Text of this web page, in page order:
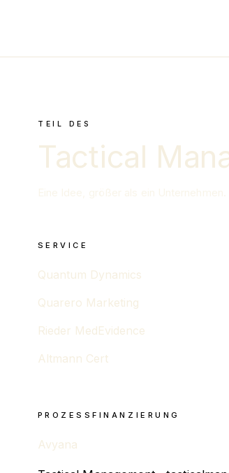
TEIL DES
Tactical
SERVICE
Quantum Dynamics
Quarero Marketing
Rieder MedEvidence
Altmann Cert
PROZESSFINANZIERUNG
Avyana